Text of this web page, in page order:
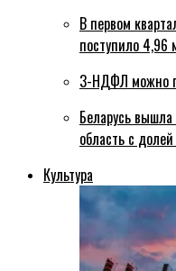
В первом
поступило 4,96
3-НДФЛ можно
Беларусь
область с
Культура